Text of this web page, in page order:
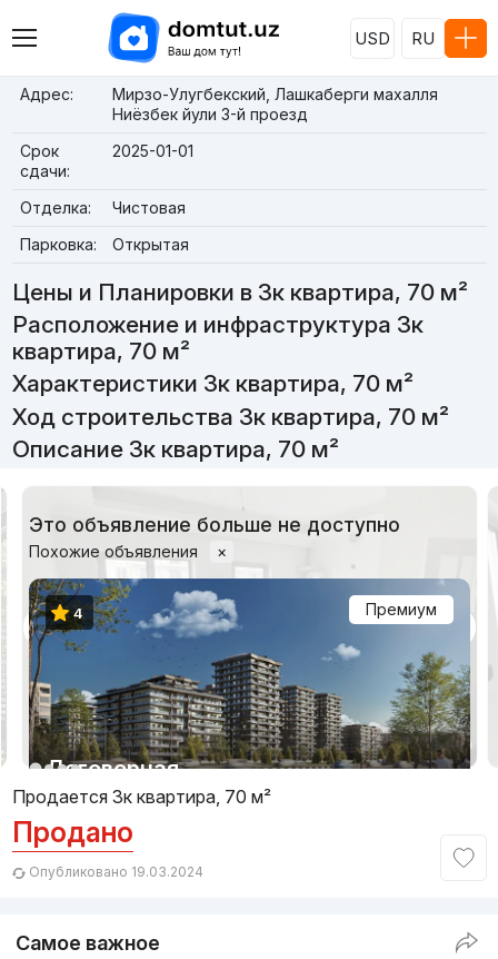
USD RU
Адрес:
Мирзо-Улугбекский, Лашкаберги махалля
Ниёзбек йули 3-й проезд
Срок
сдачи:
2025-01-01
Отделка:
Чистовая
Парковка:
Открытая
Цены и Планировки в 3к квартира, 70 м²
Расположение и инфраструктура 3к
квартира, 70 м²
Характеристики 3к квартира, 70 м²
Ход строительства 3к квартира, 70 м²
Описание 3к квартира, 70 м²
Это объявление больше не доступно
Похожие объявления ×
Премиум
Договорная
4
Сдан 2025,
ЖК «NUR»
1/17
Продается 3к квартира, 70 м²
Продано
Опубликовано 19.03.2024
Самое важное